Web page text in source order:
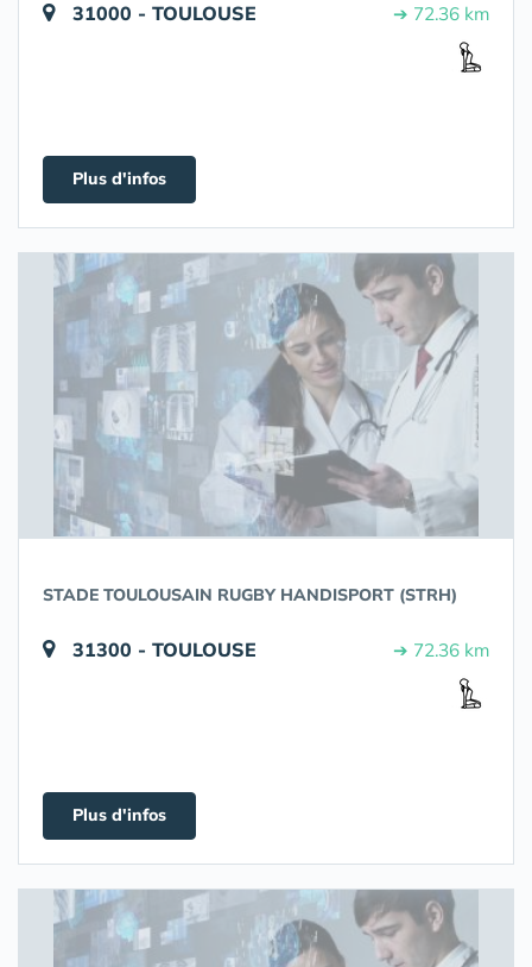
31000 - TOULOUSE ➔ 72.36 km
Plus d'infos
STADE TOULOUSAIN RUGBY HANDISPORT (STRH)
31300 - TOULOUSE ➔ 72.36 km
Plus d'infos